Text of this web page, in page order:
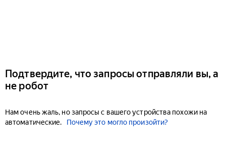
Подтвердите, что запросы отправляли вы, а
не робот
Нам очень жаль, но запросы с вашего устройства похожи на
автоматические.
Почему это могло произойти?